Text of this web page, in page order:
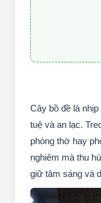
Cây bồ đề là
tuệ và an lạc.
phòng thờ hay
nghiêm mà thu
giữ tâm sáng và